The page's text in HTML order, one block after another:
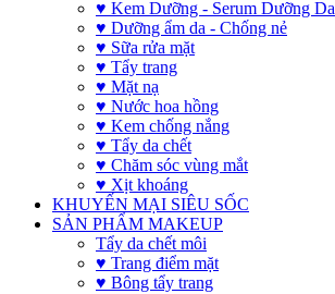
♥ Kem Dưỡng - Serum Dưỡng Da
♥ Dưỡng ẩm da - Chống nẻ
♥ Sữa rửa mặt
♥ Tẩy trang
♥ Mặt nạ
♥ Nước hoa hồng
♥ Kem chống nắng
♥ Tẩy da chết
♥ Chăm sóc vùng mắt
♥ Xịt khoáng
KHUYẾN MẠI SIÊU SỐC
SẢN PHẨM MAKEUP
Tẩy da chết môi
♥ Trang điểm mặt
♥ Bông tẩy trang